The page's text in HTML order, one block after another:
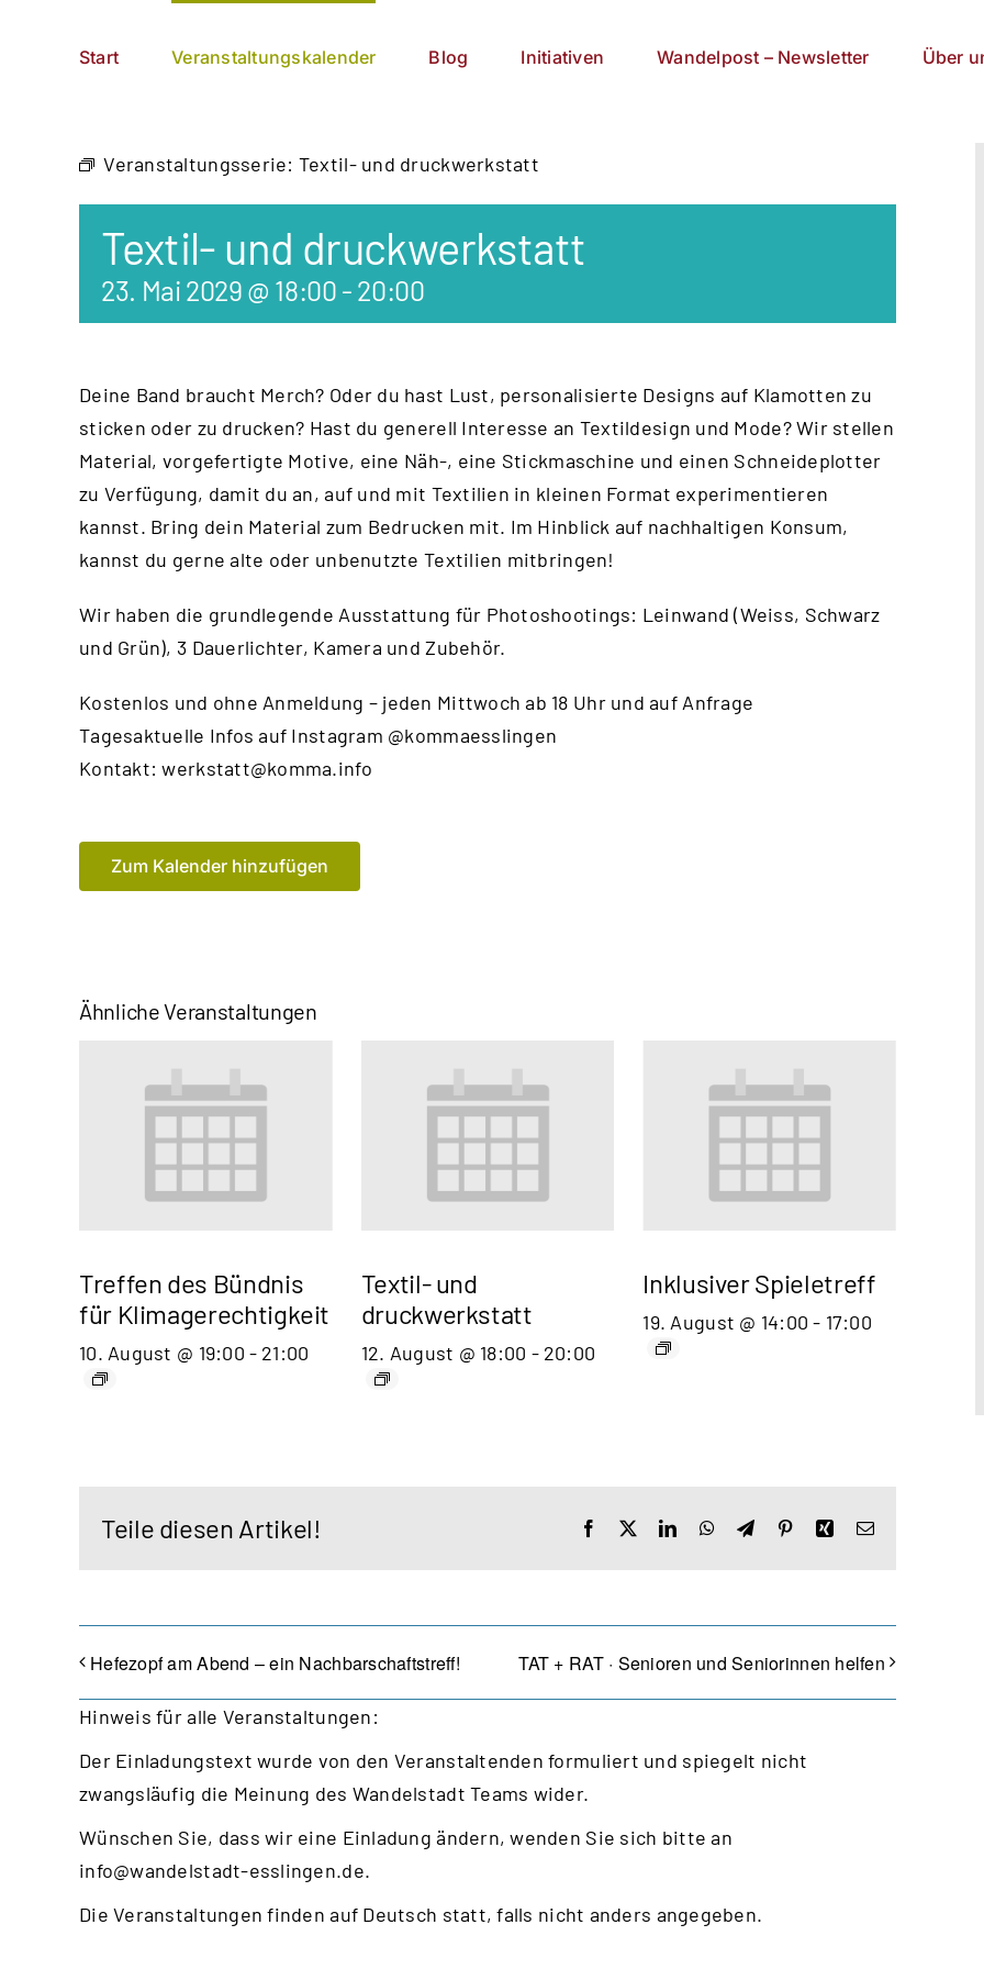
Start Veranstaltungskalender Blog Initiativen Wandelpost – Newsletter Über
Veranstaltungsserie: Textil- und druckwerkstatt
Textil- und druckwerkstatt
23. Mai 2029 @ 18:00 - 20:00
Deine Band braucht Merch? Oder du hast Lust, personalisierte Designs auf Klamotten zu
sticken oder zu drucken? Hast du generell Interesse an Textildesign und Mode? Wir stellen
Material, vorgefertigte Motive, eine Näh-, eine Stickmaschine und einen Schneideplotter
zu Verfügung, damit du an, auf und mit Textilien in kleinen Format experimentieren
kannst. Bring dein Material zum Bedrucken mit. Im Hinblick auf nachhaltigen Konsum,
kannst du gerne alte oder unbenutzte Textilien mitbringen!
Wir haben die grundlegende Ausstattung für Photoshootings: Leinwand (Weiss, Schwarz
und Grün), 3 Dauerlichter, Kamera und Zubehör.
Kostenlos und ohne Anmeldung – jeden Mittwoch ab 18 Uhr und auf Anfrage
Tagesaktuelle Infos auf Instagram @kommaesslingen
Kontakt:werkstatt@komma.info
Zum Kalender hinzufügen
Ähnliche Veranstaltungen
Treffen des Bündnis
für Klimagerechtigkeit
10. August @ 19:00 - 21:00
Textil- und
druckwerkstatt
12. August @ 18:00 - 20:00
Inklusiver Spieletreff
19. August @ 14:00 - 17:00
Teile diesen Artikel! Facebook LinkedInWhatsApp
TelegramPinterestXingE-
Hefezopf am Abend – ein Nachbarschaftstreff! TAT + RAT · Senioren und Seniorinnen helfen
Hinweis für alle Veranstaltungen:
Der Einladungstext wurde von den Veranstaltenden formuliert und spiegelt nicht
zwangsläufig die Meinung des Wandelstadt Teams wider.
Wünschen Sie, dass wir eine Einladung ändern, wenden Sie sich bitte an
info@wandelstadt-esslingen.de.
Die Veranstaltungen finden auf Deutsch statt, falls nicht anders angegeben.